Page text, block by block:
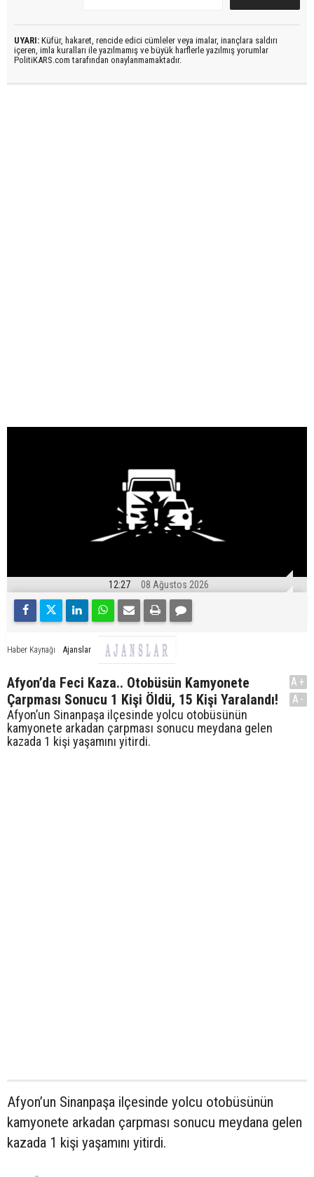
UYARI: Küfür, hakaret, rencide edici cümleler veya imalar, inançlara saldırı
içeren, imla kuralları ile yazılmamış ve büyük harflerle yazılmış yorumlar
PolitiKARS.com tarafından onaylanmamaktadır.
12:27 08 Ağustos 2026
Haber Kaynağı Ajanslar
Afyon’da Feci Kaza.. Otobüsün Kamyonete
Çarpması Sonucu 1 Kişi Öldü, 15 Kişi Yaralandı!
Afyon’un Sinanpaşa ilçesinde yolcu otobüsünün
kamyonete arkadan çarpması sonucu meydana gelen
kazada 1 kişi yaşamını yitirdi.
A+
A-
Afyon’un Sinanpaşa ilçesinde yolcu otobüsünün
kamyonete arkadan çarpması sonucu meydana gelen
kazada 1 kişi yaşamını yitirdi.